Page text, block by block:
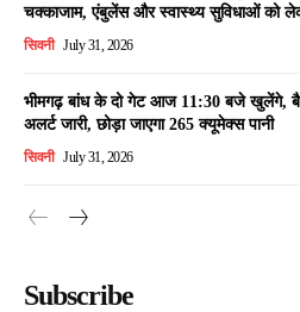
चक्काजाम, एंबुलेंस और स्वास्थ्य सुविधाओं को
सिवनी July 31, 2026
भीमगढ़ बांध के दो गेट आज 11:30 बजे खुलेंगे,
अलर्ट जारी, छोड़ा जाएगा 265 क्यूमेक्स पानी
सिवनी July 31, 2026
Subscribe